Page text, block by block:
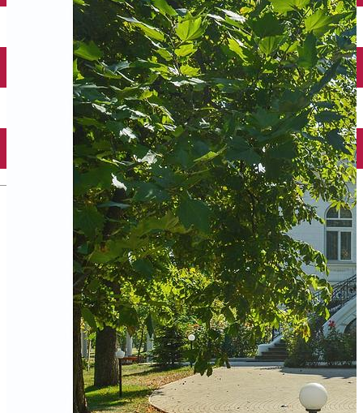
Închirieri auto
Închirieri biciclete
Taxi
Încărcare vehicule electrice